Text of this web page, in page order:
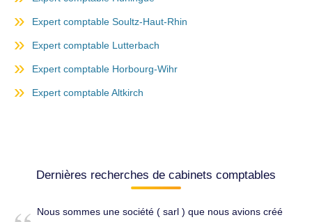
Expert comptable Soultz-Haut-Rhin
Expert comptable Lutterbach
Expert comptable Horbourg-Wihr
Expert comptable Altkirch
Dernières recherches de cabinets comptables
Nous sommes une société ( sarl ) que nous avions créé